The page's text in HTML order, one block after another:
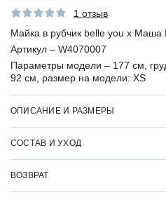
1 отзыв
Майка в рубчик belle you х Маша
Артикул – W4070007
Параметры модели – 177 см,
92 см, размер на модели: XS
ОПИСАНИЕ И РАЗМЕРЫ
СОСТАВ И УХОД
ВОЗВРАТ